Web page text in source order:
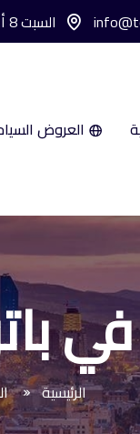
السبت 8 أغسطس 2026
العروض
الرئيسية